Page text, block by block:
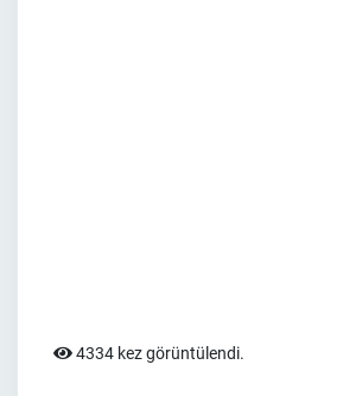
4334 kez görüntülendi.